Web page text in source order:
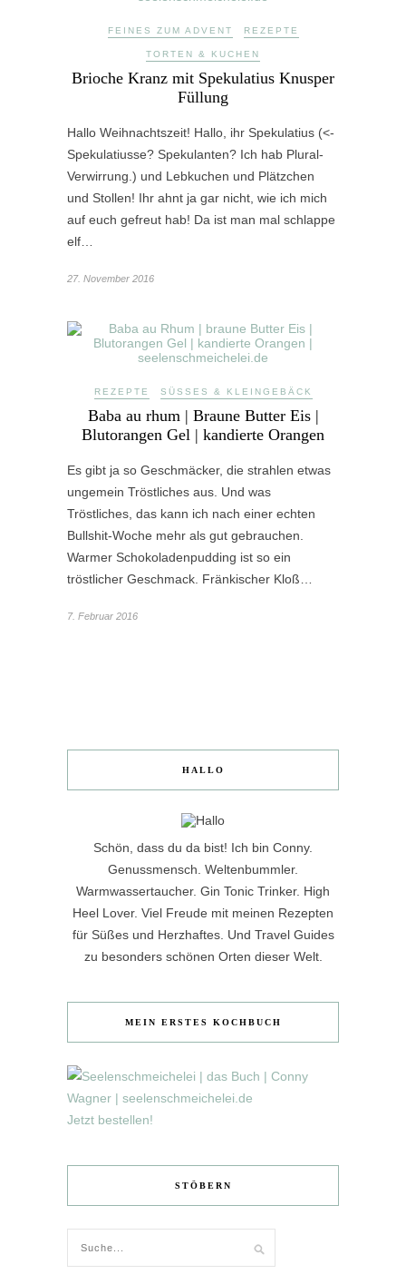
FEINES ZUM ADVENT REZEPTE
TORTEN & KUCHEN
Brioche Kranz mit Spekulatius Knusper
Füllung
Hallo Weihnachtszeit! Hallo, ihr Spekulatius (<-
Spekulatiusse? Spekulanten? Ich hab Plural-
Verwirrung.) und Lebkuchen und Plätzchen
und Stollen! Ihr ahnt ja gar nicht, wie ich mich
auf euch gefreut hab! Da ist man mal schlappe
elf…
27. November 2016
REZEPTE SÜSSES & KLEINGEBÄCK
Baba au rhum | Braune Butter Eis |
Blutorangen Gel | kandierte Orangen
Es gibt ja so Geschmäcker, die strahlen etwas
ungemein Tröstliches aus. Und was
Tröstliches, das kann ich nach einer echten
Bullshit-Woche mehr als gut gebrauchen.
Warmer Schokoladenpudding ist so ein
tröstlicher Geschmack. Fränkischer Kloß…
7. Februar 2016
HALLO
Schön, dass du da bist! Ich bin Conny.
Genussmensch. Weltenbummler.
Warmwassertaucher. Gin Tonic Trinker. High
Heel Lover. Viel Freude mit meinen Rezepten
für Süßes und Herzhaftes. Und Travel Guides
zu besonders schönen Orten dieser Welt.
MEIN ERSTES KOCHBUCH
Jetzt bestellen!
STÖBERN